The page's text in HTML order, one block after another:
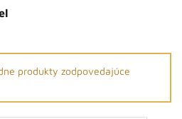
produkty zodpovedajúce